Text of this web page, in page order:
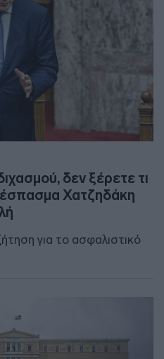
δεν ξέρετε τι
Χατζηδάκη
για το ασφαλιστικό